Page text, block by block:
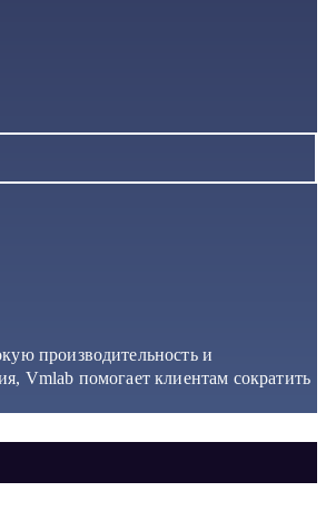
производительность и
Vmlab помогает клиентам сократить